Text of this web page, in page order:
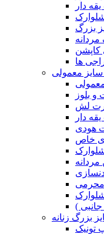
دار
بزرگ
ها
سایز معمولی
بلوز
لش
دار
هودی
خاص
مردانه
)
بزرگ زنانه
تونیک